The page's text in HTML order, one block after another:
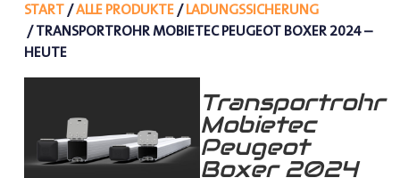
START/ALLE PRODUKTE/LADUNGSSICHERUNG
/ TRANSPORTROHR MOBIETEC PEUGEOT BOXER 2024 –
HEUTE
Transportrohr
Mobietec
Peugeot
Boxer 2024